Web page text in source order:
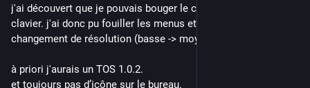
j'ai découvert que je pouvais bouger le curseur de la souris au
clavier. j'ai donc pu fouiller les menus et faire un test de
changement de résolution (basse -> moyenne).
à priori j'aurais un TOS 1.0.2.
et toujours pas d’icône sur le bureau.